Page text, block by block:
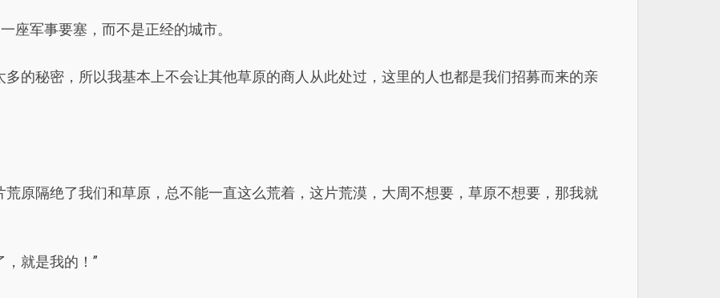
座军事要塞，而不是正经的城市。
多的秘密，所以我基本上不会让其他草原的商人从此处过，这里的人也都是我们招募而来的亲
荒原隔绝了我们和草原，总不能一直这么荒着，这片荒漠，大周不想要，草原不想要，那我就
就是我的！”